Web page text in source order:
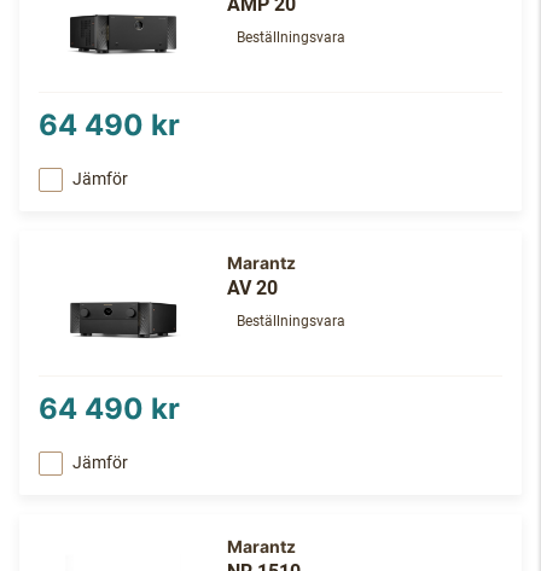
Beställningsvara
64 490 kr
Jämför
Marantz
AV 20
Beställningsvara
64 490 kr
Jämför
Marantz